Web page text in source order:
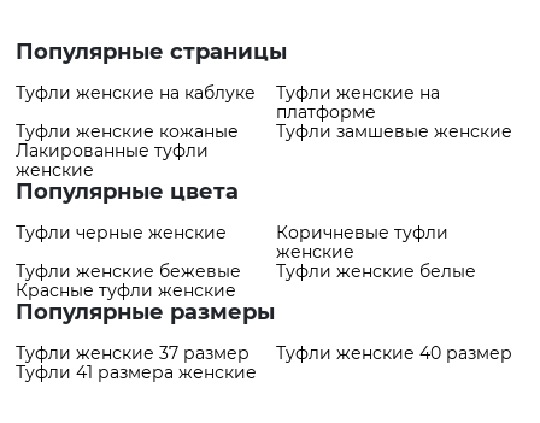
Популярные страницы
Туфли женские на каблуке
Туфли женские на
платформе
Туфли женские кожаные
Туфли замшевые женские
Лакированные туфли
женские
Популярные цвета
Туфли черные женские
Коричневые туфли
женские
Туфли женские бежевые
Туфли женские белые
Красные туфли женские
Популярные размеры
Туфли женские 37 размер
Туфли женские 40 размер
Туфли 41 размера женские
товар
- 1610 грн